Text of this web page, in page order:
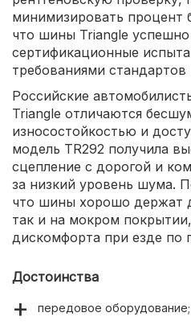
минимизировать процент
что шины Triangle
сертификационные
требованиями стандартов
Российские
Triangle отличаются
износостойкостью и
модель TR292 получила
сцепление с дорогой и
за низкий уровень шума.
что шины хорошо держат
так и на мокром
дискомфорта при езде по
Достоинства
передовое оборудование;